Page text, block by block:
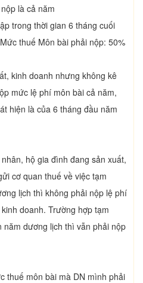
là cả năm
trong thời gian 6 tháng cuối
thuế Môn bài phải nộp: 50%
kinh doanh nhưng không kê
mức lệ phí môn bài cả năm,
hiện là của 6 tháng đầu năm
hộ gia đình đang sản xuất,
cơ quan thuế về việc tạm
lịch thì không phải nộp lệ phí
doanh. Trường hợp tạm
dương lịch thì vẫn phải nộp
thuế môn bài mà DN mình phải